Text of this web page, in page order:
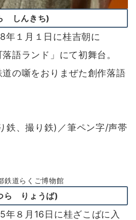
しんきち)
１月１日に桂吉朝に
語ランド」にて初舞台。
の噺をおりまぜた創作落語
鉄、撮り鉄)／筆ペン字/声帯
ら りょうば)
８月16日に桂ざこばに入